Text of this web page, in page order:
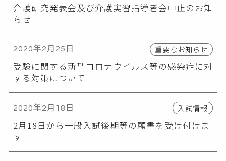
介護研究発表会及び介護実習指導者会中止のお知
らせ
2020年2月25日 重要なお知らせ
受験に関する新型コロナウイルス等の感染症に対
する対策について
2020年2月18日 入試情報
2月18日から一般入試後期等の願書を受け付けま
す